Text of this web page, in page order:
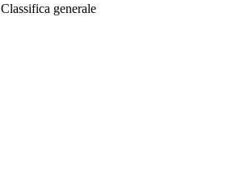
Classifica generale